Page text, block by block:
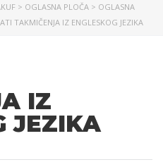
> OGLASNA PLOČA > OGLASNA
TAKMIČENJA IZ ENGLESKOG JEZIKA
IZ
JEZIKA